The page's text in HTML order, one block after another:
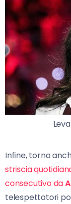
Infine, torna
striscia
consecutivo da
telespettatori